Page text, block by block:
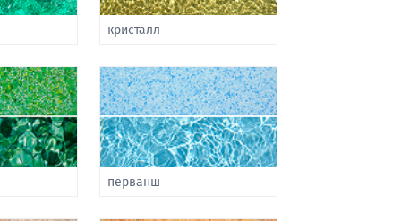
кристалл
перванш